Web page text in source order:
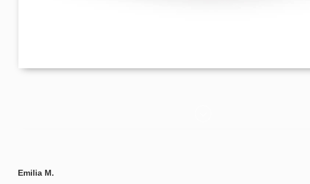
Emilia M.